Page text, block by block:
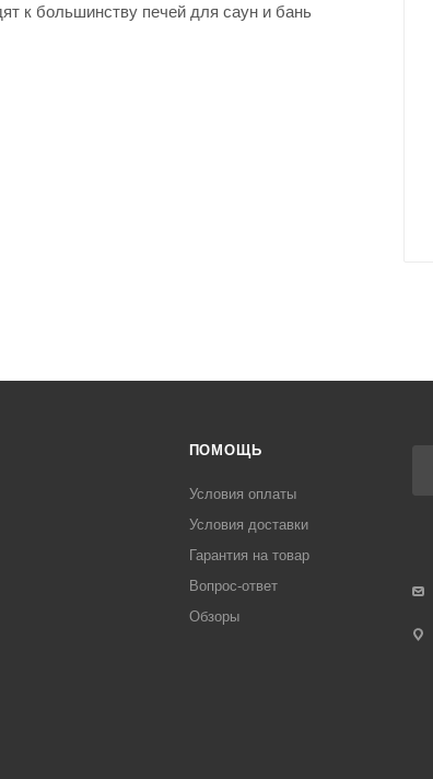
к большинству печей для саун и бань
ПОМОЩЬ
Условия оплаты
Условия доставки
Гарантия на товар
Вопрос-ответ
Обзоры